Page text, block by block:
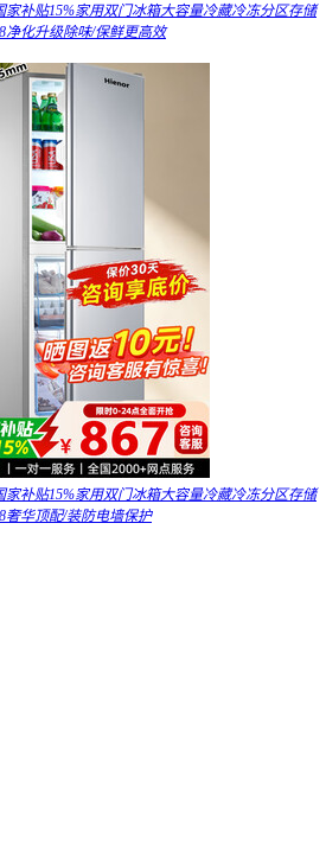
补贴15%家用双门冰箱大容量冷藏冷冻分区存储
净化升级除味/保鲜更高效
补贴15%家用双门冰箱大容量冷藏冷冻分区存储
奢华顶配/装防电墙保护